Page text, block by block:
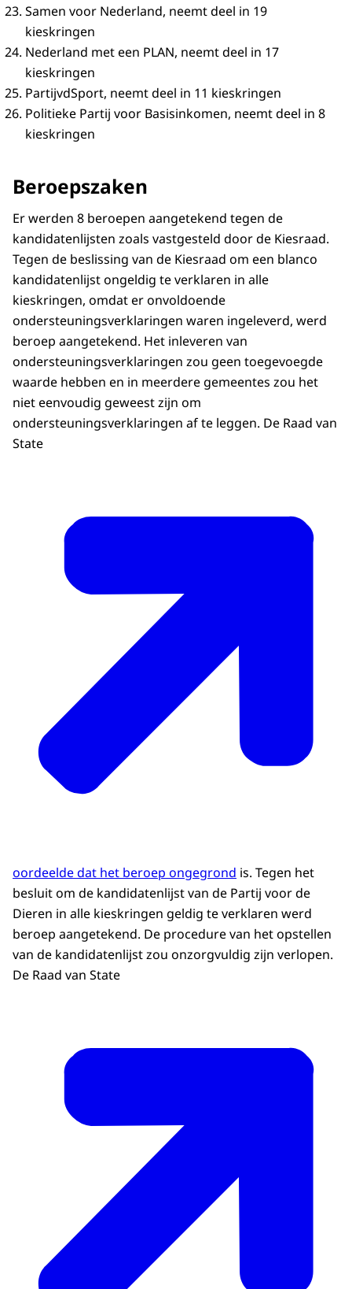
Samen voor Nederland, neemt deel in 19
kieskringen
Nederland met een PLAN, neemt deel in 17
kieskringen
PartijvdSport, neemt deel in 11 kieskringen
Politieke Partij voor Basisinkomen, neemt deel in 8
kieskringen
Beroepszaken
Er werden 8 beroepen aangetekend tegen de
kandidatenlijsten zoals vastgesteld door de Kiesraad.
Tegen de beslissing van de Kiesraad om een blanco
kandidatenlijst ongeldig te verklaren in alle
kieskringen, omdat er onvoldoende
ondersteuningsverklaringen waren ingeleverd, werd
beroep aangetekend. Het inleveren van
ondersteuningsverklaringen zou geen toegevoegde
waarde hebben en in meerdere gemeentes zou het
niet eenvoudig geweest zijn om
ondersteuningsverklaringen af te leggen. De Raad van
State
oordeelde dat het beroep ongegrond is. Tegen het
besluit om de kandidatenlijst van de Partij voor de
Dieren in alle kieskringen geldig te verklaren werd
beroep aangetekend. De procedure van het opstellen
van de kandidatenlijst zou onzorgvuldig zijn verlopen.
De Raad van State